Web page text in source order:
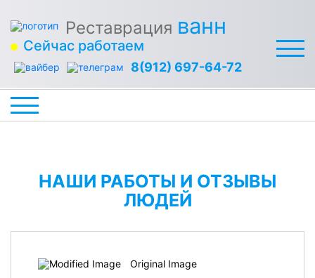
Реставрация ванн
Сейчас работаем
8(912) 697-64-72
НАШИ РАБОТЫ И ОТЗЫВЫ
ЛЮДЕЙ